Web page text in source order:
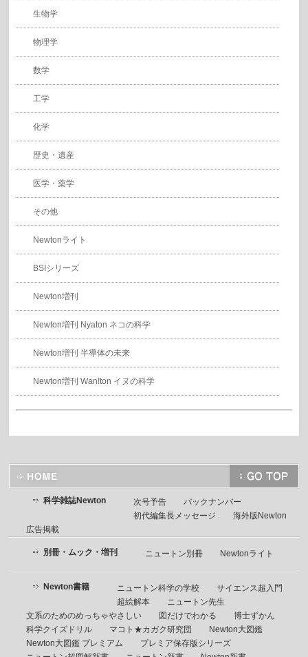
生物学
物理学
数学
工学
化学
歴史・遺産
医学・薬学
その他
Newtonライト
BSIシリーズ
Newton増刊
Newton増刊 Nyaton ネコの科学
Newton増刊 半導体の未来
Newton増刊 Wan!ton イヌの科学
科学雑誌Newton 次号予告
バックナンバー
初代編集長メッセージ
海外版Newton
広告掲載
別冊・ムック・増刊 ニュートン別冊 Newtonライト
Newton書籍 ニュートン科学の学校
サイエンス超入門
超絵解本
ニュートン先生
文系のためのめっちゃやさしい
図だけでわかる
博士ずかん
科学クイズドリル
マコト★カガク研究団
Newton大図鑑
Newton大図鑑 プレミアム
プレミア保存版シリーズ